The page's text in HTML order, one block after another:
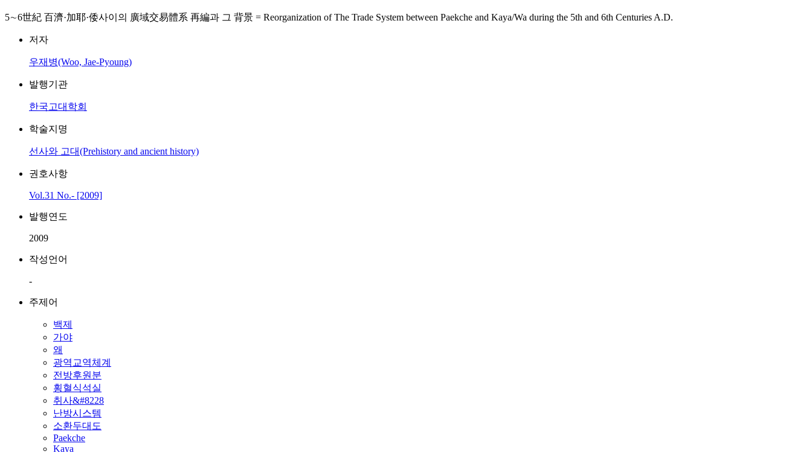
5∼6世紀 百濟·加耶·倭사이의 廣域交易體系 再編과 그 背景 = Reorganization of The Trade System between Paekche and Kaya/Wa during the 5th and 6th Centuries A.D.
저자
우재병(Woo, Jae-Pyoung)
발행기관
한국고대학회
학술지명
선사와 고대(Prehistory and ancient history)
권호사항
Vol.31 No.- [2009]
발행연도
2009
작성언어
-
주제어
백제
가야
왜
광역교역체계
전방후원분
횡혈식석실
취사&#8228
난방시스템
소환두대도
Paekche
Kaya